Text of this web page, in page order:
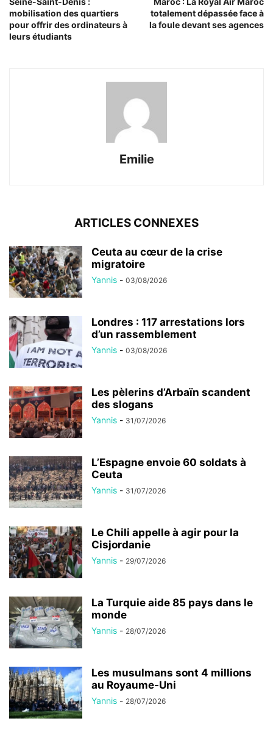
mobilisation des quartiers
pour offrir des ordinateurs à
leurs étudiants
totalement dépassée face à
la foule devant ses agences
Emilie
ARTICLES CONNEXES
Ceuta au cœur de la crise
migratoire
Yannis - 03/08/2026
Londres : 117 arrestations lors
d’un rassemblement
Yannis - 03/08/2026
Les pèlerins d’Arbaïn scandent
des slogans
Yannis - 31/07/2026
L’Espagne envoie 60 soldats à
Ceuta
Yannis - 31/07/2026
Le Chili appelle à agir pour la
Cisjordanie
Yannis - 29/07/2026
La Turquie aide 85 pays dans le
monde
Yannis - 28/07/2026
Les musulmans sont 4 millions
au Royaume-Uni
Yannis - 28/07/2026